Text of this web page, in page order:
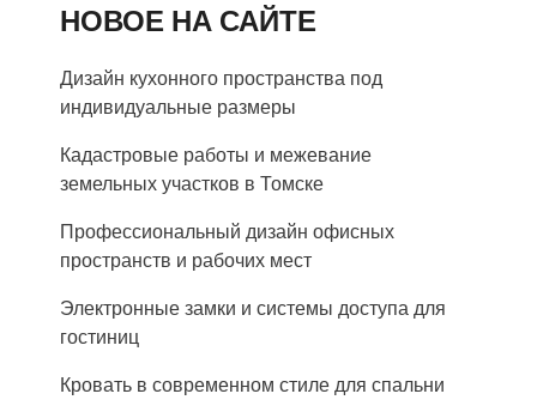
НОВОЕ НА САЙТЕ
Дизайн кухонного пространства под
индивидуальные размеры
Кадастровые работы и межевание
земельных участков в Томске
Профессиональный дизайн офисных
пространств и рабочих мест
Электронные замки и системы доступа для
гостиниц
Кровать в современном стиле для спальни